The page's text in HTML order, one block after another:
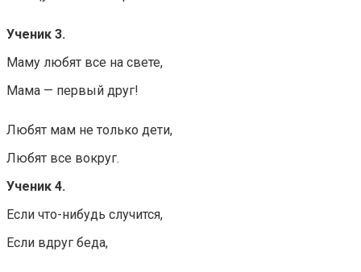
Ученик 3.
Маму любят все на свете,
Мама — первый друг!
Любят мам не только дети,
Любят все вокруг.
Ученик 4.
Если что-нибудь случится,
Если вдруг беда,